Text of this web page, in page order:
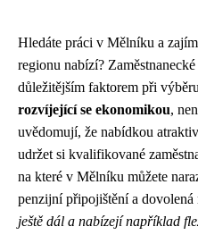
Hledáte práci v Mělníku a
regionu nabízí?
důležitějším faktorem při
rozvíjející se ekonomikou,
uvědomují, že nabídkou
udržet si kvalifikované
na které v Mělníku můžete
penzijní připojištění a dovolená
ještě dál a nabízejí například